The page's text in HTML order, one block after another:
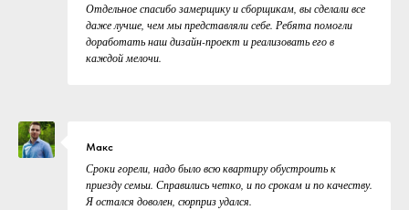
Отдельное спасибо замерщику и сборщикам, вы сделали все
даже лучше, чем мы представляли себе. Ребята помогли
доработать наш дизайн-проект и реализовать его в
каждой мелочи.
Макс
Сроки горели, надо было всю квартиру обустроить к
приезду семьи. Справились четко, и по срокам и по качеству.
Я остался доволен, сюрприз удался.